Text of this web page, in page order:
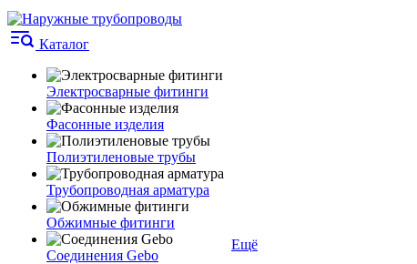
Каталог
Электросварные фитинги
Фасонные изделия
Полиэтиленовые трубы
Трубопроводная арматура
Обжимные фитинги
Соединения Gebo
Ещё